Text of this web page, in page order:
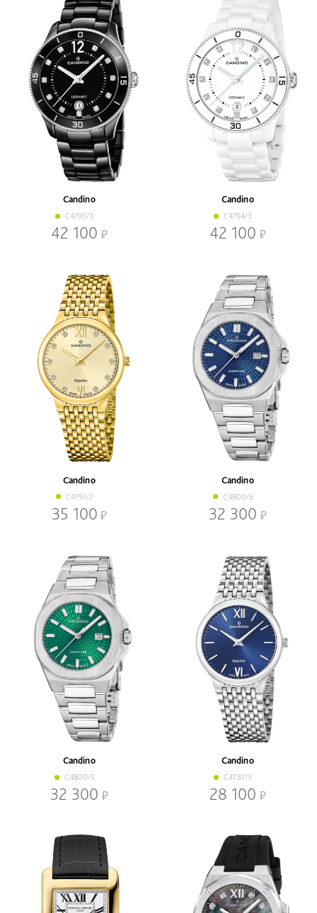
Candino
C4795/3
42 100
Candino
C4794/3
42 100
Candino
C4791/2
35 100
Candino
C4800/6
32 300
Candino
C4800/5
32 300
Candino
C4787/3
28 100